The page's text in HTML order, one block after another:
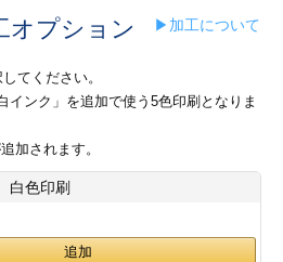
29
5
12
26
オプション ▶加工について
てください。
インク」を追加で使う5色印刷となりま
加されます。
白色印刷